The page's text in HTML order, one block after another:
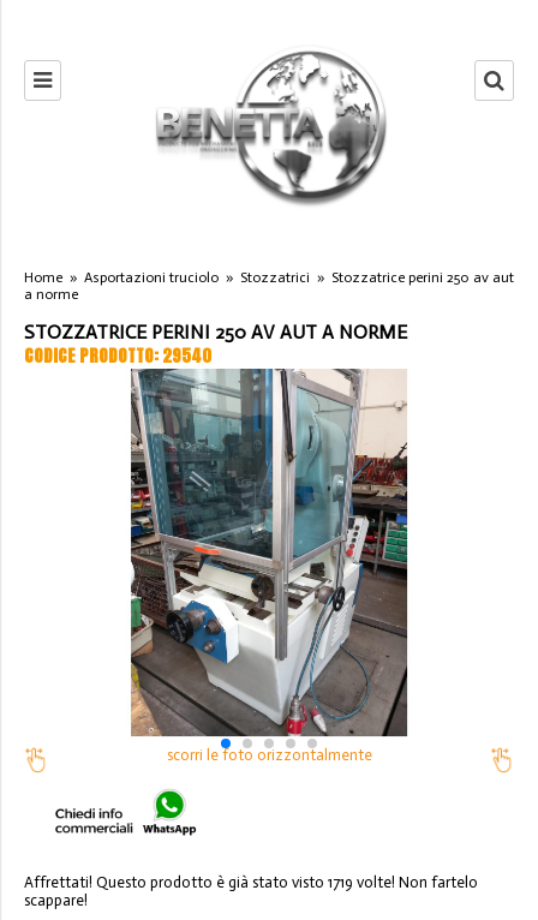
Home » Asportazioni truciolo » Stozzatrici » Stozzatrice perini 250 av aut
a norme
STOZZATRICE PERINI 250 AV AUT A NORME
CODICE PRODOTTO: 29540
scorri le foto orizzontalmente
Affrettati! Questo prodotto è già stato visto 1719 volte! Non fartelo
scappare!